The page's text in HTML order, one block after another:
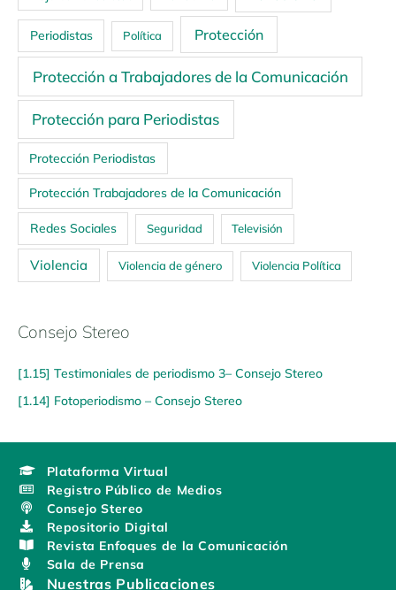
Periodistas Política Protección
Protección a Trabajadores de la Comunicación
Protección para Periodistas
Protección Periodistas
Protección Trabajadores de la Comunicación
Redes Sociales Seguridad Televisión
Violencia Violencia de género Violencia Política
Consejo Stereo
[1.15] Testimoniales de periodismo 3– Consejo Stereo
[1.14] Fotoperiodismo – Consejo Stereo
Plataforma Virtual
Registro Público de Medios
Consejo Stereo
Repositorio Digital
Revista Enfoques de la Comunicación
Sala de Prensa
Nuestras Publicaciones